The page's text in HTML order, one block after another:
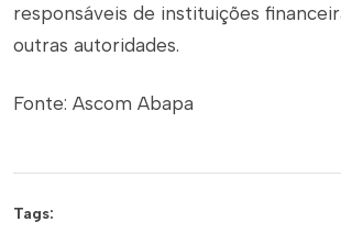
responsáveis de instituições
outras autoridades.
Fonte: Ascom Abapa
Tags: